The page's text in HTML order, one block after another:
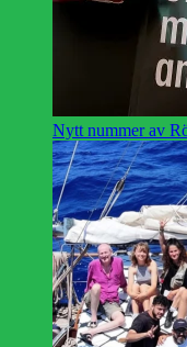
Nytt nummer av